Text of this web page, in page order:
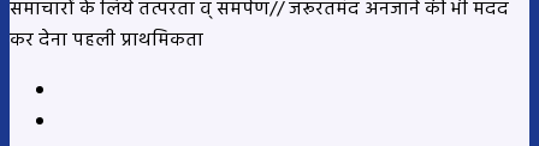
समाचारों के लिये तत्परता व् समर्पण// जरूरतमंद अनजाने की भी मदद
कर देना पहली प्राथमिकता